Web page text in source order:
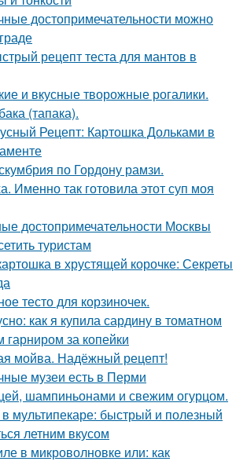
достопримечательности можно
рецепт теста для мантов в
и вкусные творожные рогалики.
(тапака).
Рецепт: Картошка Дольками в
по Гордону рамзи.
Именно так готовила этот суп моя
достопримечательности Москвы
туристам
в хрустящей корочке: Секреты
тесто для корзиночек.
как я купила сардину в томатном
за копейки
мойва. Надёжный рецепт!
музеи есть в Перми
шампиньонами и свежим огурцом.
мультипекаре: быстрый и полезный
летним вкусом
в микроволновке или: как